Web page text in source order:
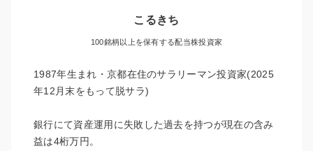
こるきち
100銘柄以上を保有する配当株投資家
1987年生まれ・京都在住のサラリーマン投資家(2025
年12月末をもって脱サラ)
銀行にて資産運用に失敗した過去を持つが現在の含み
益は4桁万円。